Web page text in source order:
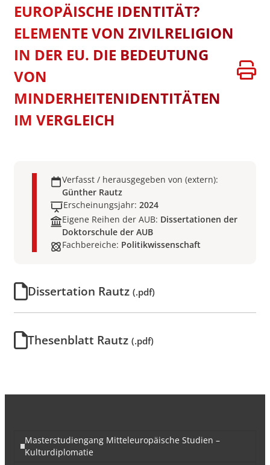
EUROPÄISCHE IDENTITÄT?
ELEMENTE VON ZIVILRELIGION
IN DER EU. DIE BEDEUTUNG
VON
MINDERHEITENIDENTITÄTEN
IM VERGLEICH
Verfasst / herausgegeben von (extern):
Günther Rautz
Erscheinungsjahr: 2024
Eigene Reihen der AUB: Dissertationen der
Doktorschule der AUB
Fachbereiche: Politikwissenschaft
Dissertation Rautz (.pdf)
Thesenblatt Rautz (.pdf)
Masterstudiengang Mitteleuropäische Studien –
Kulturdiplomatie